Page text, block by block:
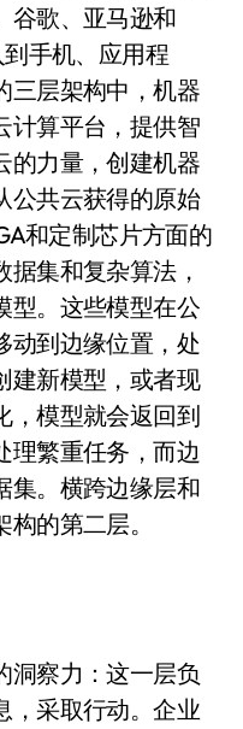
谷歌、亚马逊和
手机、应用程
三层架构中，机器
计算平台，提供智
的力量，创建机器
公共云获得的原始
和定制芯片方面的
集和复杂算法，
型。这些模型在公
动到边缘位置，处
建新模型，或者现
，模型就会返回到
理繁重任务，而边
集。横跨边缘层和
的第二层。
察力：这一层负
，采取行动。企业